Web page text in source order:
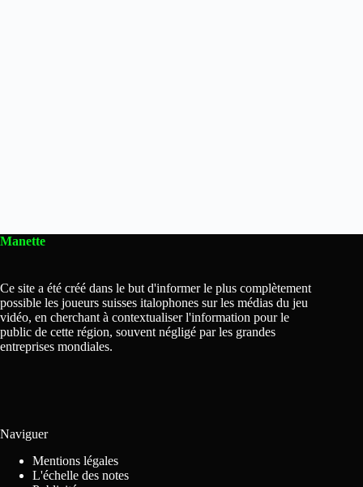
Manette
Ce site a été créé dans le but d'informer le plus complètement
possible les joueurs suisses italophones sur les médias du jeu
vidéo, en cherchant à contextualiser l'information pour le
public de cette région, souvent négligé par les grandes
entreprises mondiales.
Naviguer
Mentions légales
L'échelle des notes